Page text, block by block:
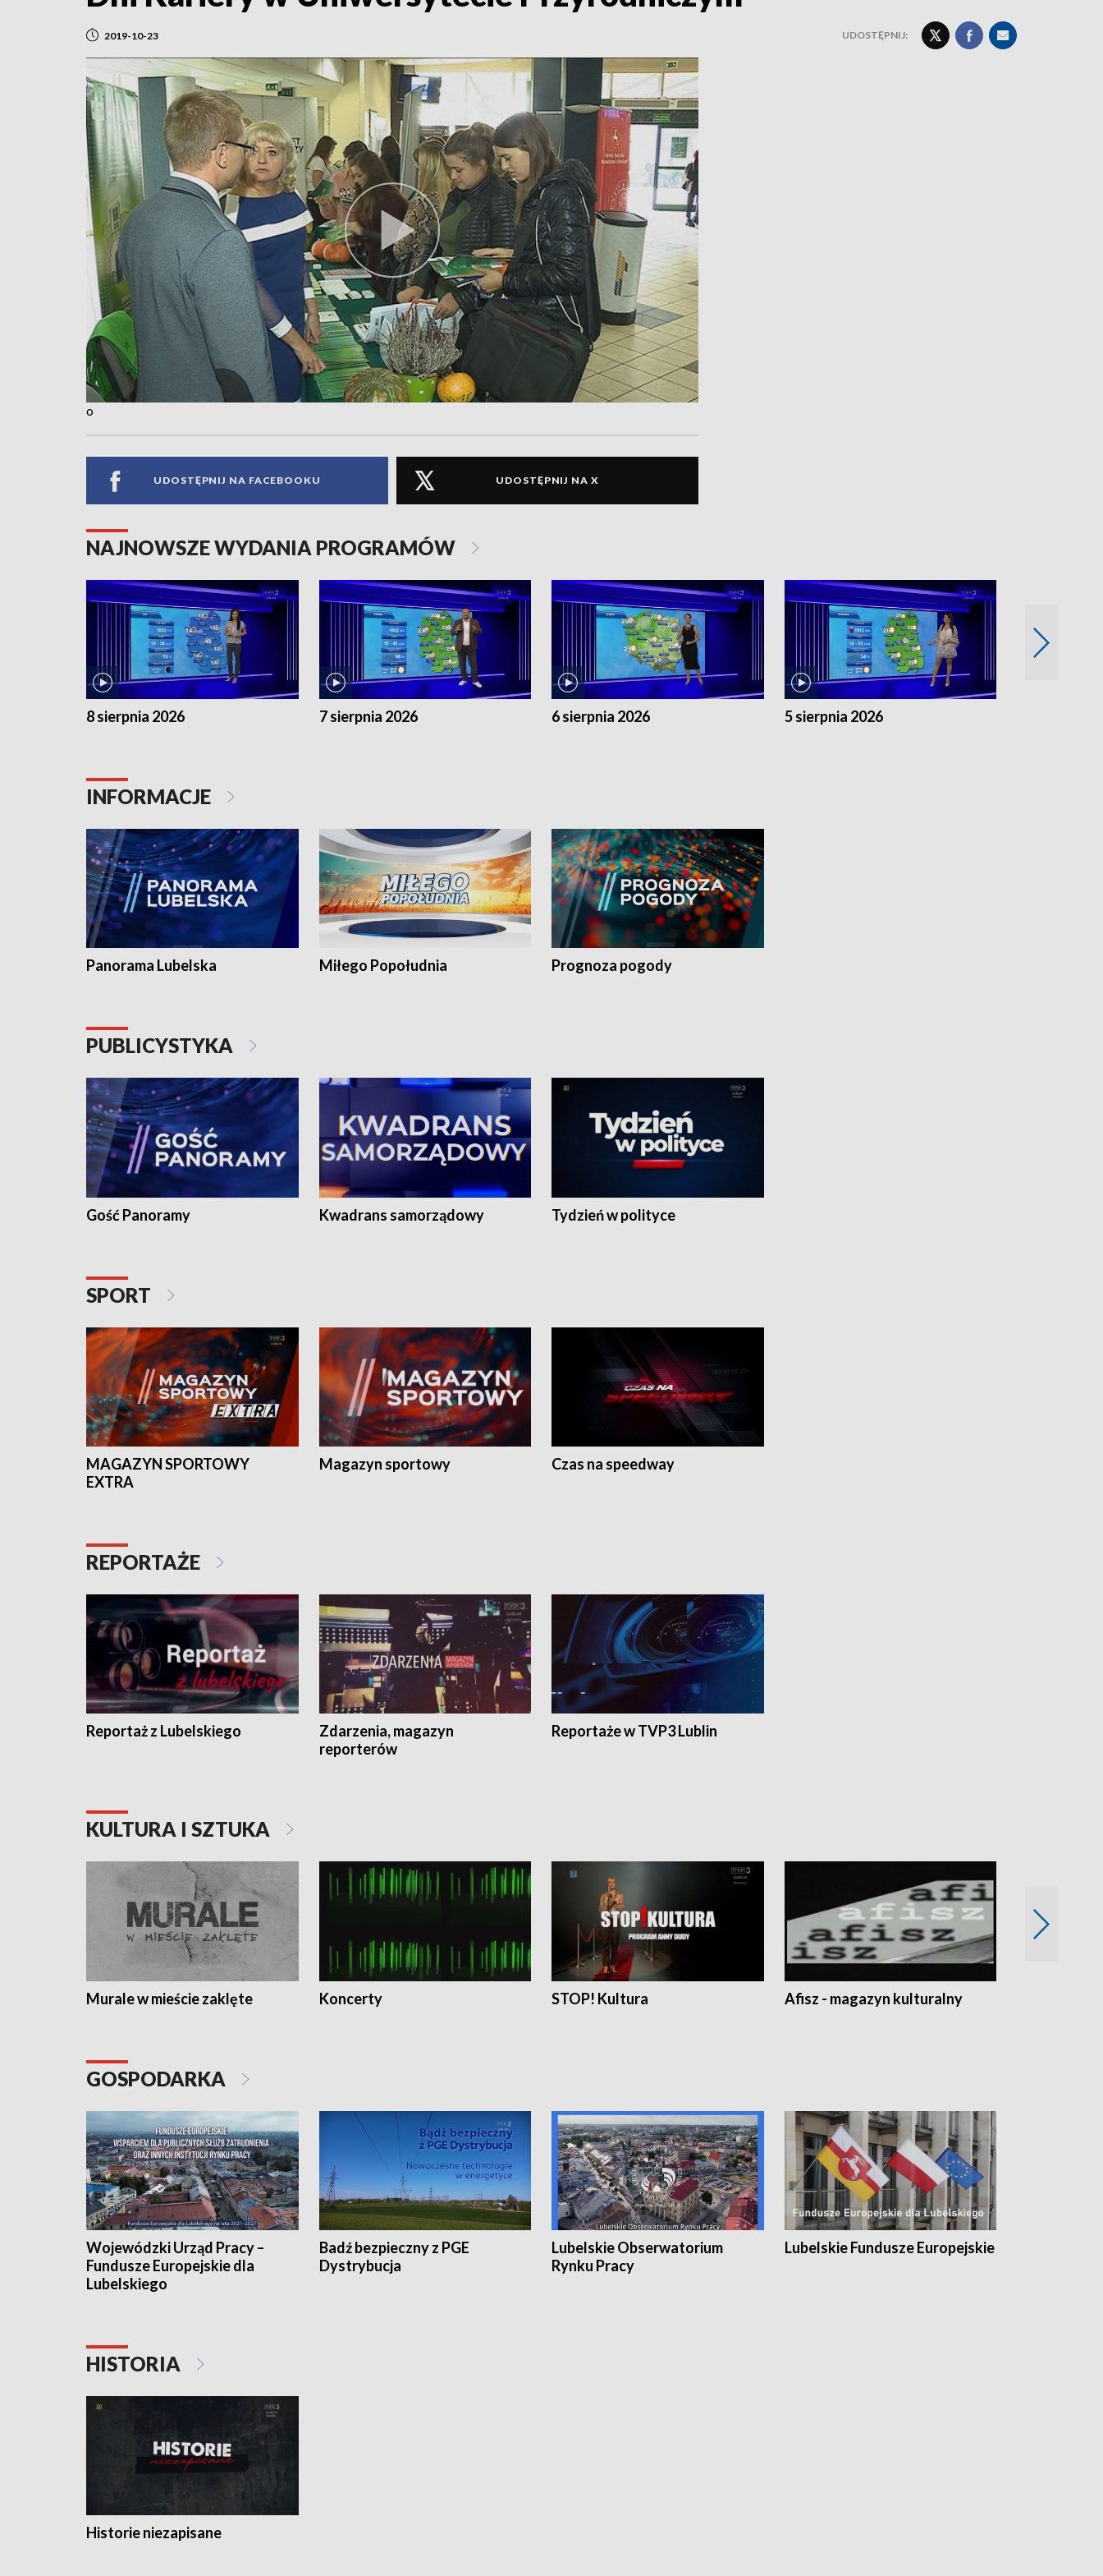
2019-10-23 UDOSTĘPNIJ:
o
UDOSTĘPNIJ NA FACEBOOKU UDOSTĘPNIJ NA X
NAJNOWSZE WYDANIA PROGRAMÓW
8 sierpnia 2026 7 sierpnia 2026 6 sierpnia 2026 5 sierpnia 2026
INFORMACJE
Panorama Lubelska Miłego Popołudnia Prognoza pogody
PUBLICYSTYKA
Gość Panoramy Kwadrans samorządowy Tydzień w polityce
SPORT
MAGAZYN SPORTOWY
EXTRA
Magazyn sportowy Czas na speedway
REPORTAŻE
Reportaż z Lubelskiego
Zdarzenia, magazyn
reporterów
Reportaże w TVP3 Lublin
KULTURA I SZTUKA
Murale w mieście zaklęte Koncerty STOP! Kultura Afisz - magazyn kulturalny
GOSPODARKA
Wojewódzki Urząd Pracy –
Fundusze Europejskie dla
Lubelskiego
Badź bezpieczny z PGE
Dystrybucja
Lubelskie Obserwatorium
Rynku Pracy
Lubelskie Fundusze Europejskie
HISTORIA
Historie niezapisane